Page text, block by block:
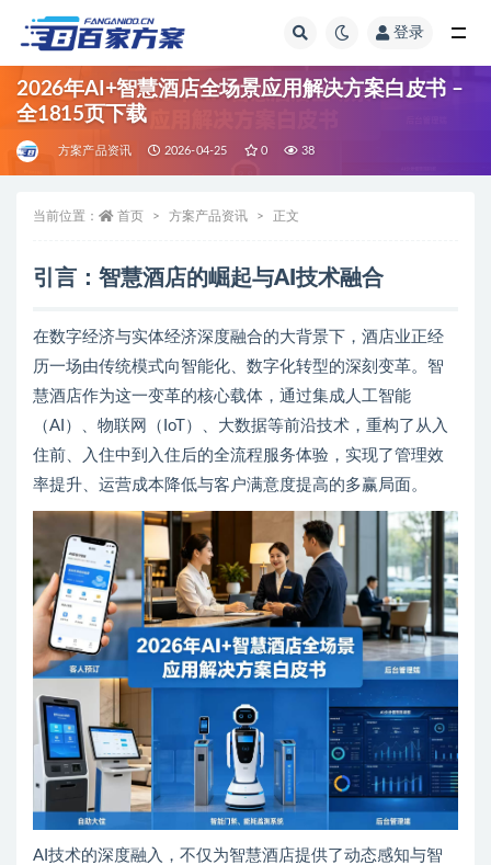
登录
2026年AI+智慧酒店全场景应用解决方案白皮书 –
全1815页下载
方案产品资讯 2026-04-25 0 38
当前位置： 首页 方案产品资讯 正文
引言：智慧酒店的崛起与AI技术融合
在数字经济与实体经济深度融合的大背景下，酒店业正经
历一场由传统模式向智能化、数字化转型的深刻变革。智
慧酒店作为这一变革的核心载体，通过集成人工智能
（AI）、物联网（IoT）、大数据等前沿技术，重构了从入
住前、入住中到入住后的全流程服务体验，实现了管理效
率提升、运营成本降低与客户满意度提高的多赢局面。
AI技术的深度融入，不仅为智慧酒店提供了动态感知与智